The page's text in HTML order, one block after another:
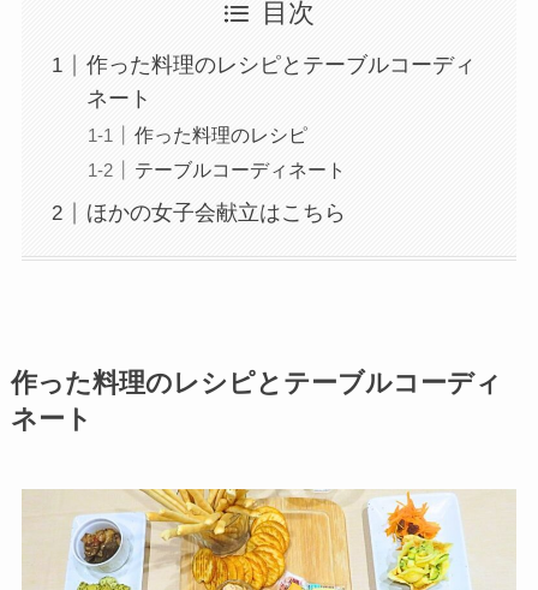
目次
作った料理のレシピとテーブルコーディ
ネート
作った料理のレシピ
テーブルコーディネート
ほかの女子会献立はこちら
作った料理のレシピとテーブルコーディ
ネート